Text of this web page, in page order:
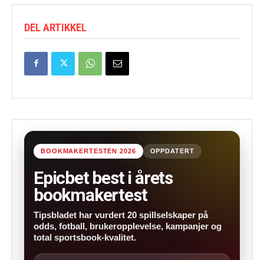
DEL ARTIKKEL
BOOKMAKERTESTEN 2026 OPPDATERT
Epicbet best i årets
bookmakertest
Tipsbladet har vurdert 20 spillselskaper på
odds, fotball, brukeropplevelse, kampanjer og
total sportsbook-kvalitet.